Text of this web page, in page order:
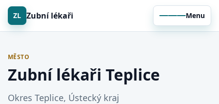
ZL Zubní lékaři Menu
MĚSTO
Zubní lékaři Teplice
Okres Teplice, Ústecký kraj